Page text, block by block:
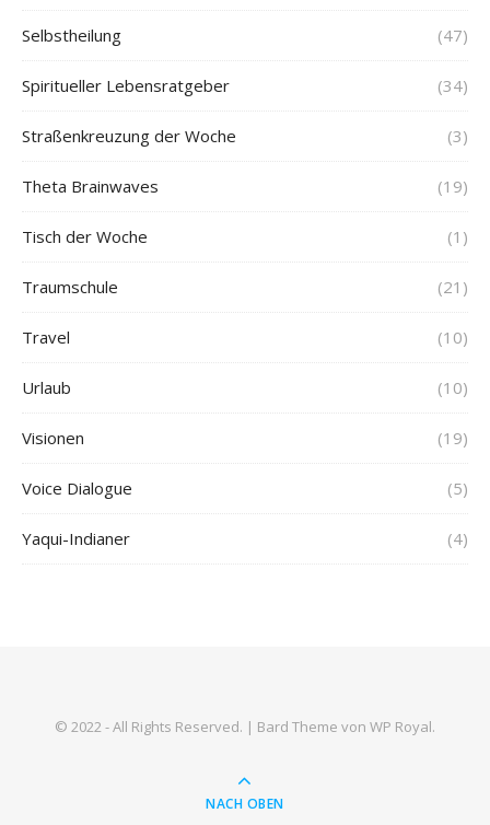
Selbstheilung (47)
Spiritueller Lebensratgeber (34)
Straßenkreuzung der Woche (3)
Theta Brainwaves (19)
Tisch der Woche (1)
Traumschule (21)
Travel (10)
Urlaub (10)
Visionen (19)
Voice Dialogue (5)
Yaqui-Indianer (4)
© 2022 - All Rights Reserved. | Bard Theme von WP Royal.
NACH OBEN